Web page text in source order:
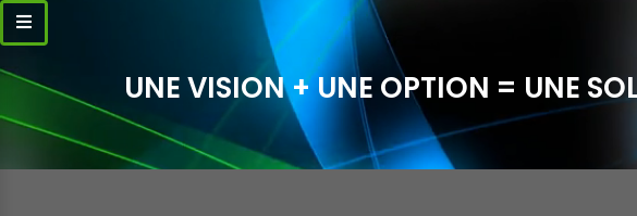
UNE VISION + UNE OPTION = UNE